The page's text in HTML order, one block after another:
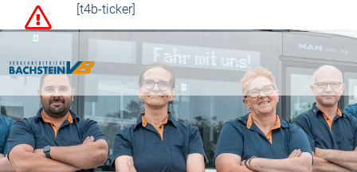
[t4b-ticker]